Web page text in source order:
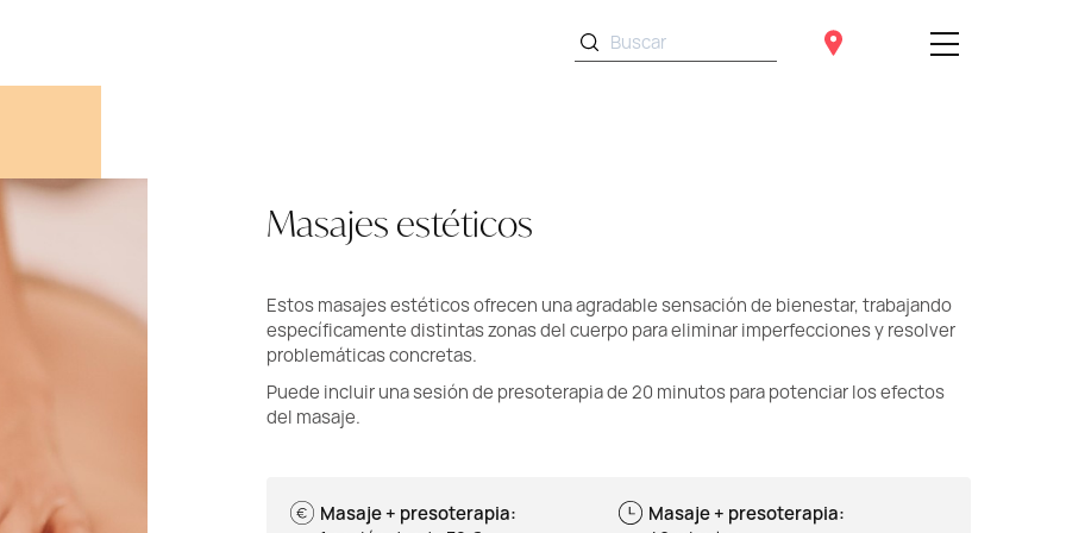
Masajes estéticos
Estos masajes estéticos ofrecen una agradable sensación de bienestar, trabajando
específicamente distintas zonas del cuerpo para eliminar imperfecciones y resolver
problemáticas concretas.
Puede incluir una sesión de presoterapia de 20 minutos para potenciar los efectos
del masaje.
Masaje + presoterapia:
Masaje + presoterapia: